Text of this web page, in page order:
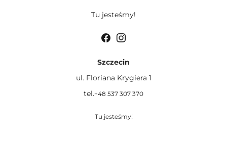
Tu jesteśmy!
Szczecin
ul. Floriana Krygiera 1
tel.+48 537 307 370
Tu jesteśmy!